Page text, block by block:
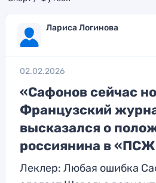
Лариса Логинова
02.02.2026
«Сафонов сейчас
Французский
высказался о
россиянина в
Леклер: Любая ошибка